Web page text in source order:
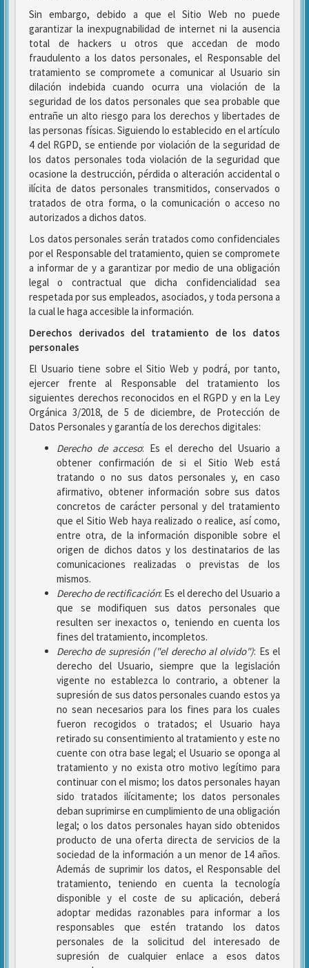
Sin embargo, debido a que el Sitio Web no puede
garantizar la inexpugnabilidad de internet ni la ausencia
total de hackers u otros que accedan de modo
fraudulento a los datos personales, el Responsable del
tratamiento se compromete a comunicar al Usuario sin
dilación indebida cuando ocurra una violación de la
seguridad de los datos personales que sea probable que
entrañe un alto riesgo para los derechos y libertades de
las personas físicas. Siguiendo lo establecido en el artículo
4 del RGPD, se entiende por violación de la seguridad de
los datos personales toda violación de la seguridad que
ocasione la destrucción, pérdida o alteración accidental o
ilícita de datos personales transmitidos, conservados o
tratados de otra forma, o la comunicación o acceso no
autorizados a dichos datos.
Los datos personales serán tratados como confidenciales
por el Responsable del tratamiento, quien se compromete
a informar de y a garantizar por medio de una obligación
legal o contractual que dicha confidencialidad sea
respetada por sus empleados, asociados, y toda persona a
la cual le haga accesible la información.
Derechos derivados del tratamiento de los datos
personales
El Usuario tiene sobre el Sitio Web y podrá, por tanto,
ejercer frente al Responsable del tratamiento los
siguientes derechos reconocidos en el RGPD y en la Ley
Orgánica 3/2018, de 5 de diciembre, de Protección de
Datos Personales y garantía de los derechos digitales:
Derecho de acceso: Es el derecho del Usuario a
obtener confirmación de si el Sitio Web está
tratando o no sus datos personales y, en caso
afirmativo, obtener información sobre sus datos
concretos de carácter personal y del tratamiento
que el Sitio Web haya realizado o realice, así como,
entre otra, de la información disponible sobre el
origen de dichos datos y los destinatarios de las
comunicaciones realizadas o previstas de los
mismos.
Derecho de rectificación: Es el derecho del Usuario a
que se modifiquen sus datos personales que
resulten ser inexactos o, teniendo en cuenta los
fines del tratamiento, incompletos.
Derecho de supresión ("el derecho al olvido"): Es el
derecho del Usuario, siempre que la legislación
vigente no establezca lo contrario, a obtener la
supresión de sus datos personales cuando estos ya
no sean necesarios para los fines para los cuales
fueron recogidos o tratados; el Usuario haya
retirado su consentimiento al tratamiento y este no
cuente con otra base legal; el Usuario se oponga al
tratamiento y no exista otro motivo legítimo para
continuar con el mismo; los datos personales hayan
sido tratados ilícitamente; los datos personales
deban suprimirse en cumplimiento de una obligación
legal; o los datos personales hayan sido obtenidos
producto de una oferta directa de servicios de la
sociedad de la información a un menor de 14 años.
Además de suprimir los datos, el Responsable del
tratamiento, teniendo en cuenta la tecnología
disponible y el coste de su aplicación, deberá
adoptar medidas razonables para informar a los
responsables que estén tratando los datos
personales de la solicitud del interesado de
supresión de cualquier enlace a esos datos